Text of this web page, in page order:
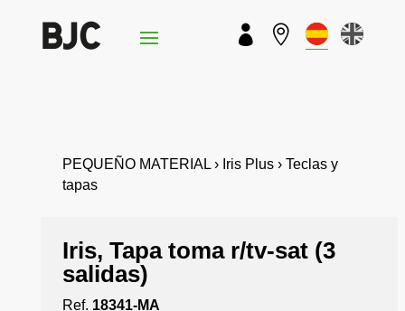
 
PEQUEÑO MATERIAL › Iris Plus › Teclas y
tapas
Iris, Tapa toma r/tv-sat (3
salidas)
Ref. 18341-MA